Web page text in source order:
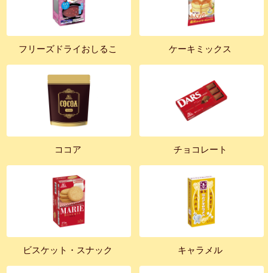
フリーズドライおしるこ ケーキミックス
ココア チョコレート
ビスケット・スナック キャラメル